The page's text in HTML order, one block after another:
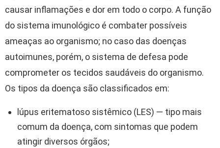
causar inflamações e dor em todo o corpo. A função
do sistema imunológico é combater possíveis
ameaças ao organismo; no caso das doenças
autoimunes, porém, o sistema de defesa pode
comprometer os tecidos saudáveis do organismo.
Os tipos da doença são classificados em:
lúpus eritematoso sistêmico (LES) — tipo mais
comum da doença, com sintomas que podem
atingir diversos órgãos;